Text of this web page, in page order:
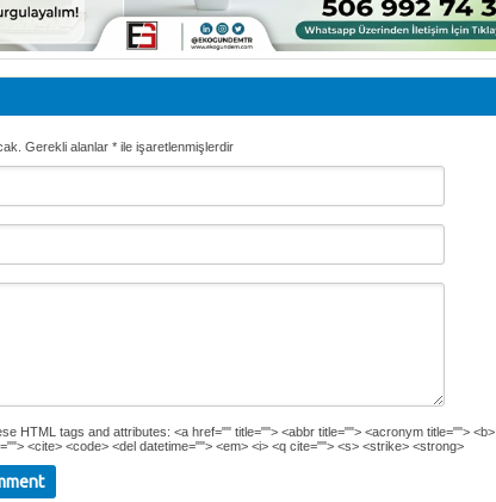
Gerekli alanlar * ile işaretlenmişlerdir
HTML tags and attributes: <a href="" title=""> <abbr title=""> <acronym title=""> <b>
<cite> <code> <del datetime=""> <em> <i> <q cite=""> <s> <strike> <strong>